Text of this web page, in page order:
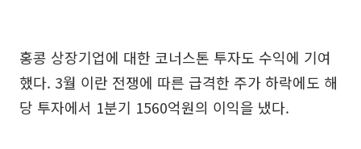
홍콩 상장기업에 대한 코너스톤 투자도 수익에 기여
했다. 3월 이란 전쟁에 따른 급격한 주가 하락에도 해
당 투자에서 1분기 1560억원의 이익을 냈다.